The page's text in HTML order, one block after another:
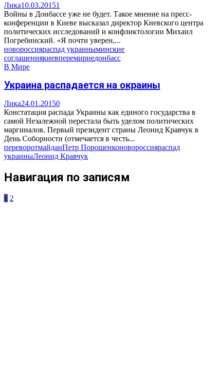
Лика10.03.20151
Войны в Донбассе уже не будет. Такое мнение на пресс-
конференции в Киеве высказал директор Киевского центра
политических исследований и конфликтологии Михаил
Погребинский. «Я почти уверен,...
новороссияраспад украиныминские
соглашениякиевперемириедонбасс
В Мире
Украина распадается на окраины
Лика24.01.20150
Констатация распада Украины как единого государства в
самой Незалежной перестала быть уделом политических
маргиналов. Первый президент страны Леонид Кравчук в
День Соборности (отмечается в честь...
переворотмайданПетр Порошенконовороссияраспад
украиныЛеонид Кравчук
Навигация по записям
1 2